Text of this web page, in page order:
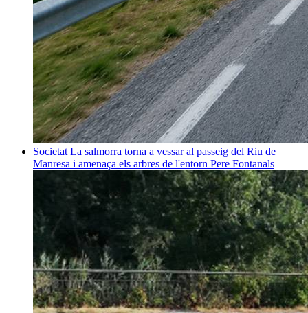
Societat La salmorra torna a vessar al passeig del Riu de
Manresa i amenaça els arbres de l'entorn Pere Fontanals